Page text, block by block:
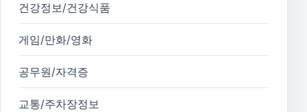
건강정보/건강식품
게임/만화/영화
공무원/자격증
교통/주차장정보